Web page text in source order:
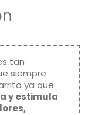
tan
siempre
ya que
y estimula